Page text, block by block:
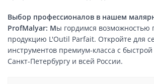
Выбор профессионалов в нашем
ProfMalyar: Мы гордимся возможностью
продукцию L'Outil Parfait. Откройте для
инструментов премиум-класса с быстрой
Санкт-Петербургу и всей России.